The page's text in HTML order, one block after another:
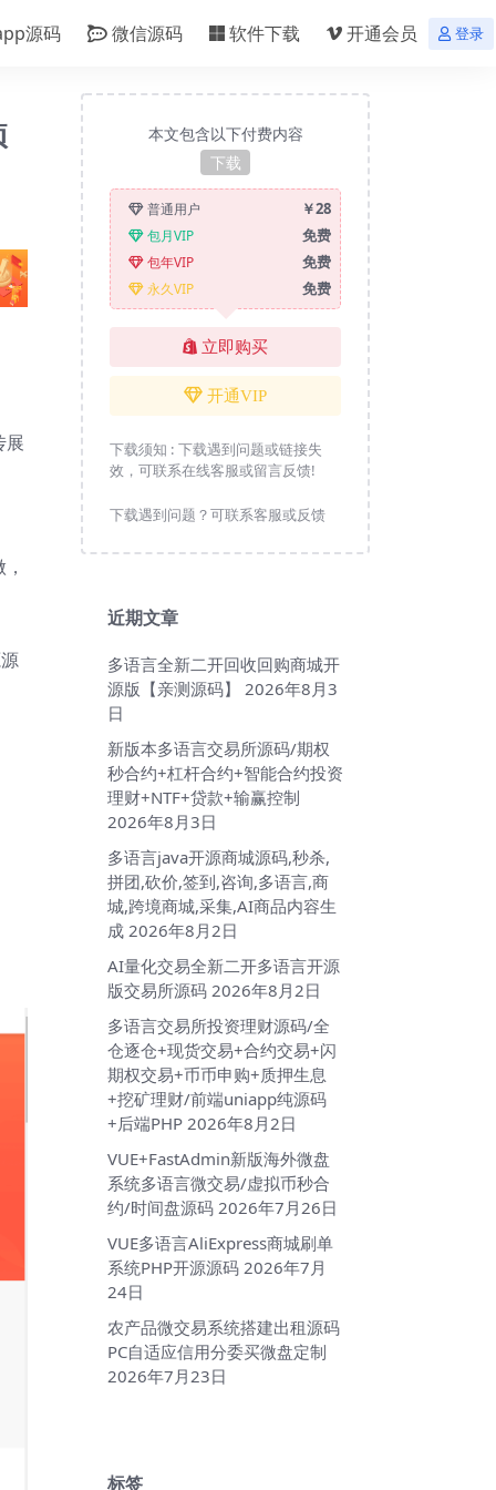
源码 微信源码 软件下载 开通会员 登录
展
本文包含以下付费内容
下载
普通用户 ￥28
包月VIP 免费
包年VIP 免费
永久VIP 免费
立即购买
开通VIP
下载须知 : 下载遇到问题或链接失
效，可联系在线客服或留言反馈!
下载遇到问题？可联系客服或反馈
近期文章
多语言全新二开回收回购商城开
源版【亲测源码】
2026年8月3
日
新版本多语言交易所源码/期权
秒合约+杠杆合约+智能合约投资
理财+NTF+贷款+输赢控制
2026年8月3日
多语言java开源商城源码,秒杀,
拼团,砍价,签到,咨询,多语言,商
城,跨境商城,采集,AI商品内容生
成 2026年8月2日
AI量化交易全新二开多语言开源
版交易所源码 2026年8月2日
多语言交易所投资理财源码/全
仓逐仓+现货交易+合约交易+闪
期权交易+币币申购+质押生息
+挖矿理财/前端uniapp纯源码
+后端PHP 2026年8月2日
VUE+FastAdmin新版海外微盘
系统多语言微交易/虚拟币秒合
约/时间盘源码 2026年7月26日
VUE多语言AliExpress商城刷单
系统PHP开源源码 2026年7月
24日
农产品微交易系统搭建出租源码
PC自适应信用分委买微盘定制
2026年7月23日
标签